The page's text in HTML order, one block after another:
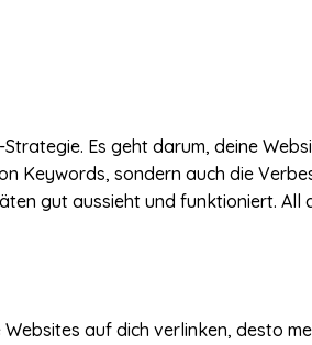
Es geht darum, deine
Keywords, sondern auch die
gut aussieht und funktioniert.
auf dich verlinken, desto